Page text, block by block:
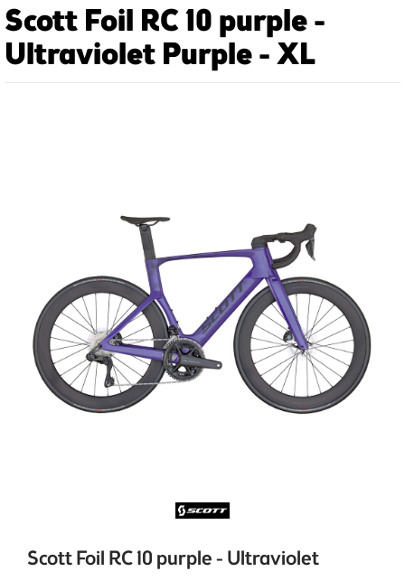
Scott Foil RC 10 purple -
Ultraviolet Purple - XL
Scott Foil RC 10 purple - Ultraviolet